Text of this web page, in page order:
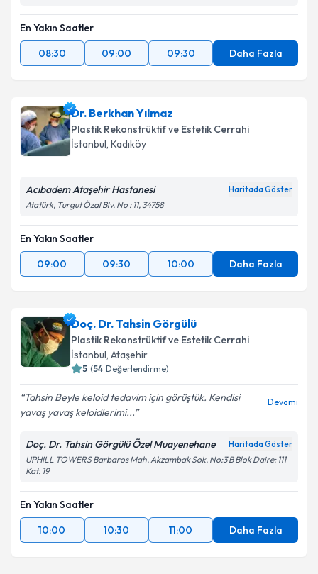
En Yakın Saatler
08:30
09:00 09:30 Daha Fazla
Dr. Berkhan Yılmaz
Plastik Rekonstrüktif ve Estetik Cerrahi
İstanbul, Kadıköy
Acıbadem Ataşehir Hastanesi Haritada Göster
Atatürk, Turgut Özal Blv. No : 11, 34758
En Yakın Saatler
09:00
09:30 10:00 Daha Fazla
Doç. Dr. Tahsin Görgülü
Plastik Rekonstrüktif ve Estetik Cerrahi
İstanbul, Ataşehir
5 (54 Değerlendirme)
Tahsin Beyle keloid tedavim için görüştük. Kendisi
yavaş yavaş keloidlerimi...
Devamı
Doç. Dr. Tahsin Görgülü Özel Muayenehane Haritada Göster
UPHILL TOWERS Barbaros Mah. Akzambak Sok. No:3 B Blok Daire: 111
Kat. 19
En Yakın Saatler
10:00
10:30 11:00 Daha Fazla